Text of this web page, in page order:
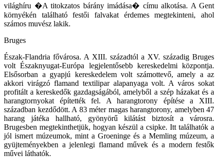
világhíru �A titokzatos bárány imádása� címu alkotása. A Gent
környékén található festői falvakat érdemes megtekinteni, ahol
számos muvész lakik.
Bruges
Észak-Flandria fővárosa. A XIII. századtól a XV. századig Bruges
volt Északnyugat-Európa legjelentősebb kereskedelmi központja.
Elsősorban a gyapjú kereskedelem volt számottevő, amely a az
akkori virágzó flamand textilipar alapanyaga volt. A város sokat
profitált a kereskedők gazdagságából, amelyből a szép házakat és a
harangtornyokat építették fel. A harangtorony építése a XIII.
században kezdődött. A 83 méter magas harangtorony, amelyben 47
harang játéka hallható, gyönyörű kilátást biztosít a városra.
Brugesben megtekinthetjük, hogyan készül a csipke. Itt találhatók a
jól ismert múzeumok, mint a Groeninge és a Memling múzeum, a
gyüjteményekben a jelenlegi flamand művek és a modern festők
művei láthatók.